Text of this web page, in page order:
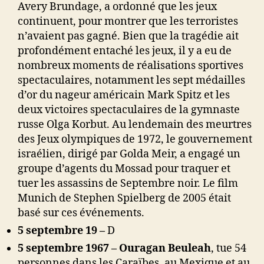
Avery Brundage, a ordonné que les jeux
continuent, pour montrer que les terroristes
n’avaient pas gagné. Bien que la tragédie ait
profondément entaché les jeux, il y a eu de
nombreux moments de réalisations sportives
spectaculaires, notamment les sept médailles
d’or du nageur américain Mark Spitz et les
deux victoires spectaculaires de la gymnaste
russe Olga Korbut. Au lendemain des meurtres
des Jeux olympiques de 1972, le gouvernement
israélien, dirigé par Golda Meir, a engagé un
groupe d’agents du Mossad pour traquer et
tuer les assassins de Septembre noir. Le film
Munich de Stephen Spielberg de 2005 était
basé sur ces événements.
5 septembre 19 –D
5 septembre 1967 – Ouragan Beuleah, tue 54